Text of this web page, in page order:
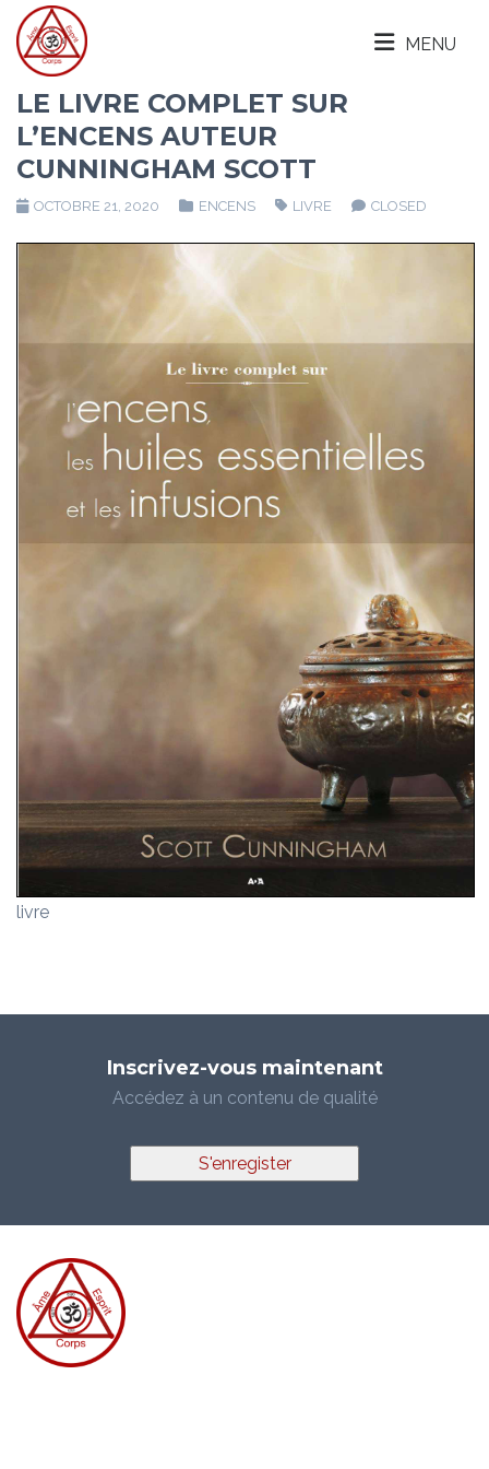
MENU
LE LIVRE COMPLET SUR
L’ENCENS AUTEUR
CUNNINGHAM SCOTT
OCTOBRE 21, 2020 ENCENS LIVRE CLOSED
livre
Inscrivez-vous maintenant
Accédez à un contenu de qualité
S'enregister